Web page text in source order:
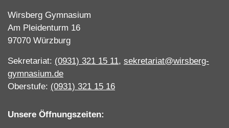
Wirsberg Gymnasium
Am Pleidenturm 16
97070 Würzburg
Sekretariat: (0931) 321 15 11, sekretariat@wirsberg-
gymnasium.de
Oberstufe: (0931) 321 15 16
Unsere Öffnungszeiten: